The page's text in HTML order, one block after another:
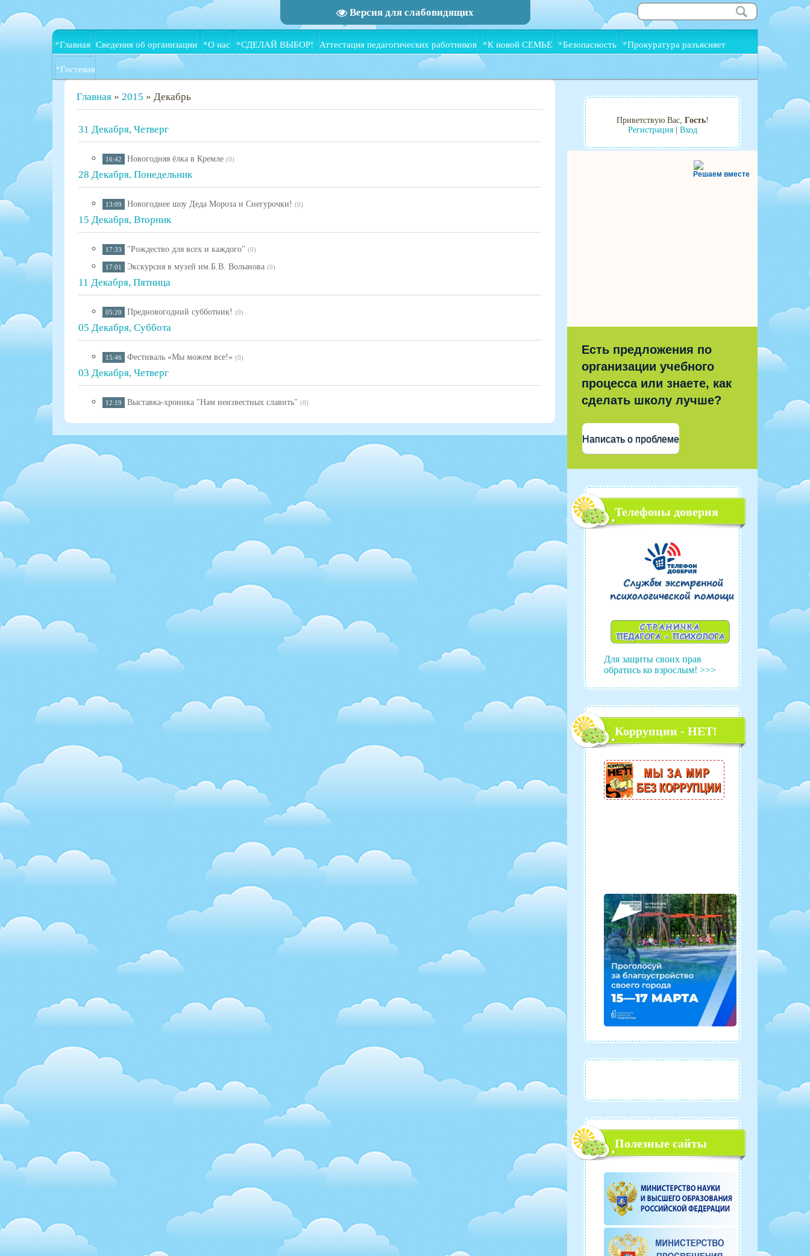
Версия для слабовидящих
*Главная Сведения об организации *О нас *СДЕЛАЙ ВЫБОР! Аттестация педагогических работников *К новой СЕМЬЕ *Безопасность *Прокуратура разъясняет
*Гостевая
Главная » 2015 » Декабрь
31 Декабря, Четверг
16:42 Новогодняя ёлка в Кремле (0)
28 Декабря, Понедельник
13:09 Новогоднее шоу Деда Мороза и Снегурочки! (0)
15 Декабря, Вторник
17:33 "Рождество для всех и каждого" (0)
17:01 Экскурсия в музей им.Б.В. Волынова (0)
11 Декабря, Пятница
05:20 Предновогодний субботник! (0)
05 Декабря, Суббота
15:46 Фестиваль «Мы можем все!» (0)
03 Декабря, Четверг
12:19 Выставка-хроника "Нам неизвестных славить" (0)
Приветствую Вас, Гость!
Регистрация| Вход
Решаем вместе
Есть предложения по
организации учебного
процесса или знаете, как
сделать школу лучше?
Написать о проблеме
Телефоны доверия
Для защиты своих прав
обратись ко взрослым! >>>
Коррупции - НЕТ!
Полезные сайты